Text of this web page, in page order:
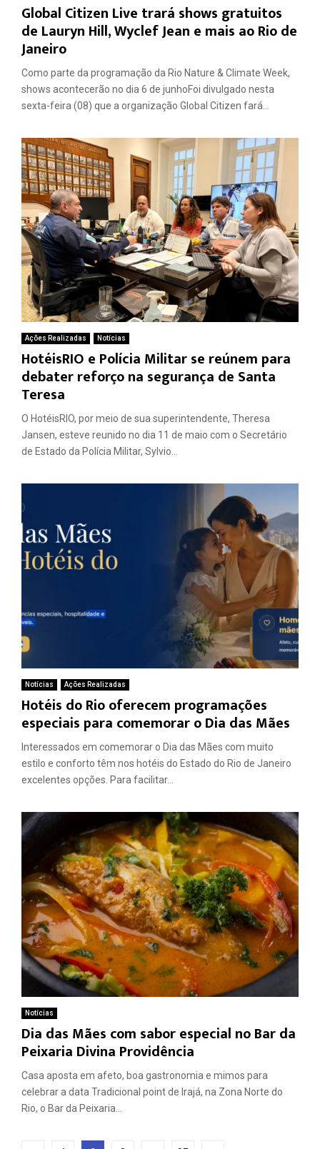
Global Citizen Live trará shows gratuitos
de Lauryn Hill, Wyclef Jean e mais ao Rio de
Janeiro
Como parte da programação da Rio Nature & Climate Week,
shows acontecerão no dia 6 de junhoFoi divulgado nesta
sexta-feira (08) que a organização Global Citizen fará...
Ações Realizadas Notícias
HotéisRIO e Polícia Militar se reúnem para
debater reforço na segurança de Santa
Teresa
O HotéisRIO, por meio de sua superintendente, Theresa
Jansen, esteve reunido no dia 11 de maio com o Secretário
de Estado da Polícia Militar, Sylvio...
Notícias Ações Realizadas
Hotéis do Rio oferecem programações
especiais para comemorar o Dia das Mães
Interessados em comemorar o Dia das Mães com muito
estilo e conforto têm nos hotéis do Estado do Rio de Janeiro
excelentes opções. Para facilitar...
Notícias
Dia das Mães com sabor especial no Bar da
Peixaria Divina Providência
Casa aposta em afeto, boa gastronomia e mimos para
celebrar a data Tradicional point de Irajá, na Zona Norte do
Rio, o Bar da Peixaria...